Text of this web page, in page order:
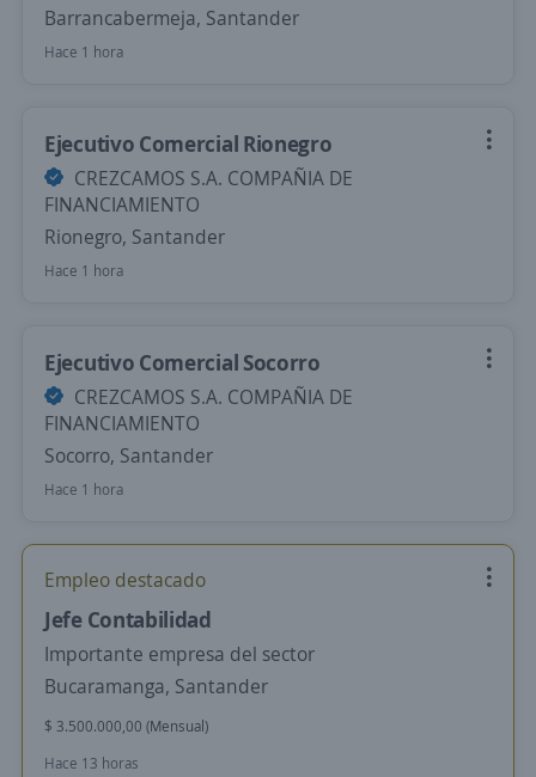
Barrancabermeja, Santander
Hace 1 hora
Ejecutivo Comercial Rionegro
CREZCAMOS S.A. COMPAÑIA DE
FINANCIAMIENTO
Rionegro, Santander
Hace 1 hora
Ejecutivo Comercial Socorro
CREZCAMOS S.A. COMPAÑIA DE
FINANCIAMIENTO
Socorro, Santander
Hace 1 hora
Empleo destacado
Jefe Contabilidad
Importante empresa del sector
Bucaramanga, Santander
$ 3.500.000,00 (Mensual)
Hace 13 horas